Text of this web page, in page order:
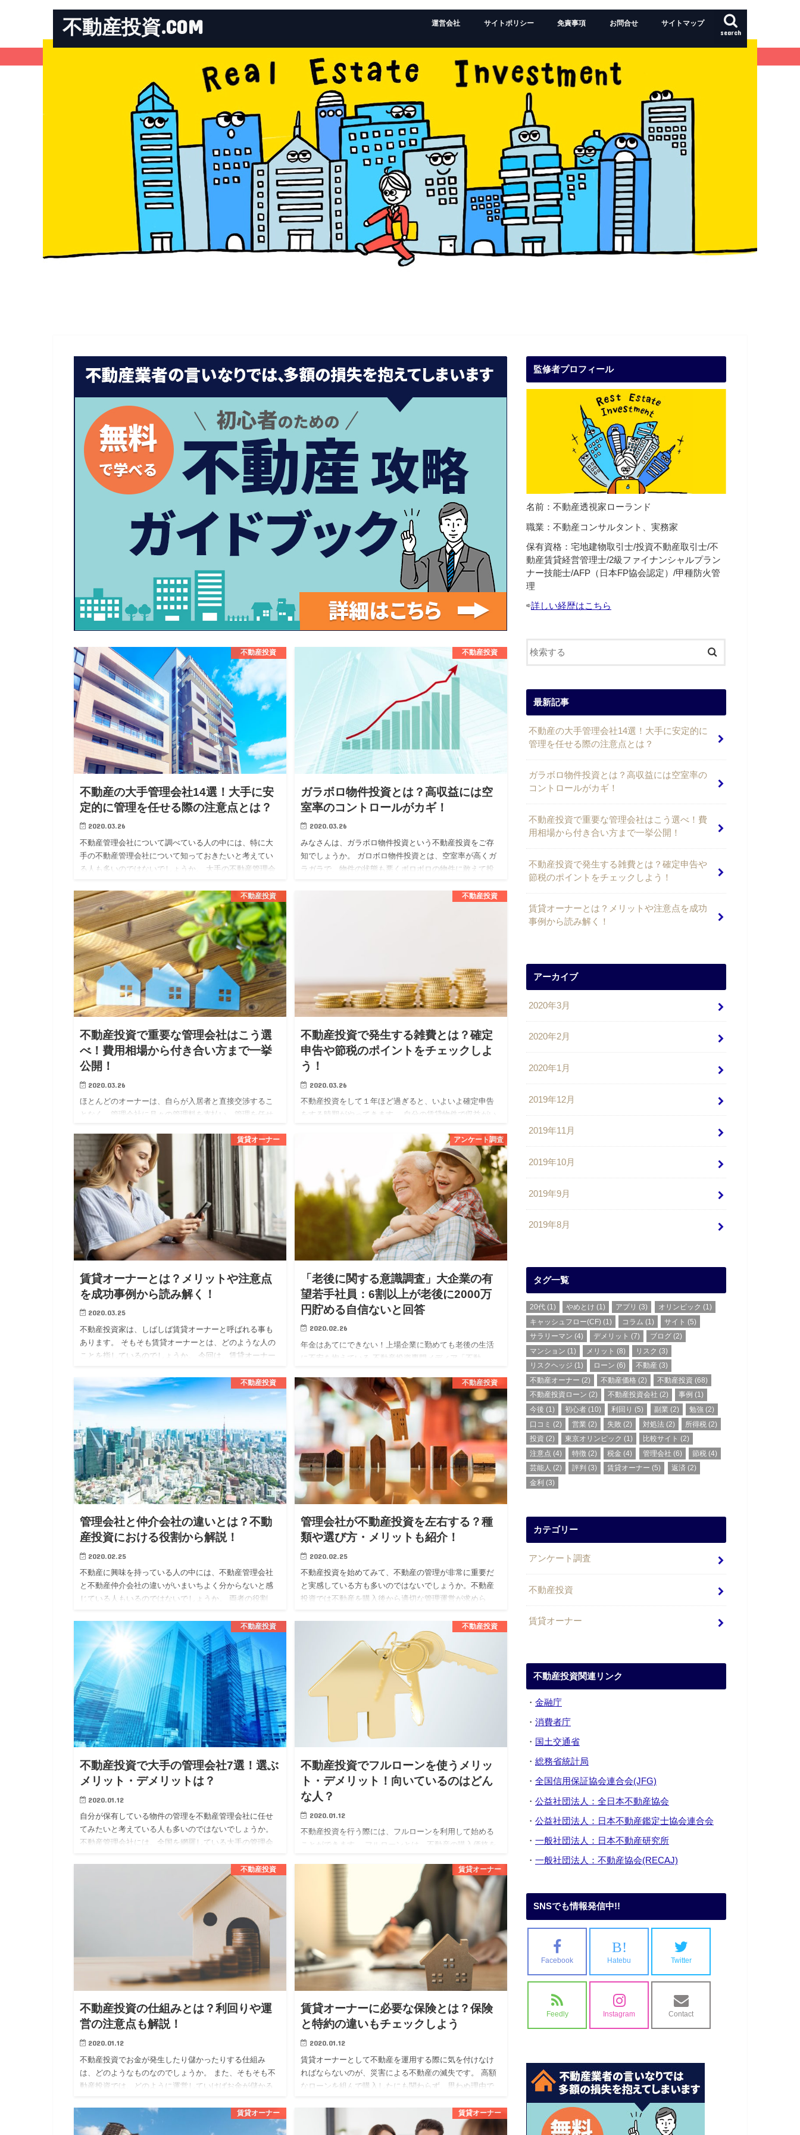
不動産投資.COM search
運営会社 サイトポリシー 免責事項 お問合せ サイトマップ
不動産投資
不動産の大手管理会社14選！大手に安
定的に管理を任せる際の注意点とは？
2020.03.26
不動産管理会社について調べている人の中には、特に大
手の不動産管理会社について知っておきたいと考えてい
る人も多いのではないでしょうか。 大手の不動産管理会
ービスを期待する事…
不動産投資
ガラボロ物件投資とは？高収益には空
室率のコントロールがカギ！
2020.03.26
みなさんは、ガラボロ物件投資という不動産投資をご存
知でしょうか。 ガロボロ物件投資とは、空室率が高くガ
ラガラで、物件の状態も悪くボロボロの物件に敢えて投
不動産投資
不動産投資で重要な管理会社はこう選
べ！費用相場から付き合い方まで一挙
公開！
2020.03.26
ほとんどのオーナーは、自らが入居者と直接交渉するこ
となく、管理会社に月々の管理料を支払い、管理を任せ
とで専門家に任せられる安心感が得られ、賃貸経営にか
かる勉強や労力を軽…
不動産投資
不動産投資で発生する雑費とは？確定
申告や節税のポイントをチェックしよ
う！
2020.03.26
不動産投資をして１年ほど過ぎると、いよいよ確定申告
をする時期がやってきます。 自分の賃貸物件で収益がい
か、初めての場合は特に分からないこともあるかと思い
賃貸オーナー
賃貸オーナーとは？メリットや注意点
を成功事例から読み解く！
2020.03.25
不動産投資家は、しばしば賃貸オーナーと呼ばれる事も
あります。 そもそも賃貸オーナーとは、どのような人の
ことを指しているのでしょうか。 今回は、賃貸オーナー
ます。 賃貸オー…
アンケート調査
「老後に関する意識調査」大企業の有
望若手社員：6割以上が老後に2000万
円貯める自信ないと回答
2020.02.26
年金はあてにできない！上場企業に勤めても老後の生活
に不安を抱えている 不動産投資専門メディア「不動
藤 剛、本社：東京都渋谷区）は、上場企業勤続3年目以
上の20代男…
不動産投資
管理会社と仲介会社の違いとは？不動
産投資における役割から解説！
2020.02.25
不動産に興味を持っている人の中には、不動産管理会社
と不動産仲介会社の違いがいまいちよく分からないと感
じている人もいるのではないでしょうか。 両者の役割
す。 今回は、そんな不…
不動産投資
管理会社が不動産投資を左右する？種
類や選び方・メリットも紹介！
2020.02.25
不動産投資を始めてみて、不動産の管理が非常に重要だ
と実感している方も多いのではないでしょうか。不動産
投資では不動産を購入後から適切な管理運営が求めら
不動産投資
不動産投資で大手の管理会社7選！選ぶ
メリット・デメリットは？
2020.01.12
自分が保有している物件の管理を不動産管理会社に任せ
てみたいと考えている人も多いのではないでしょうか。
不動産管理会社には、全国を網羅している大手の管理会
不動産投資
不動産投資でフルローンを使うメリッ
ト・デメリット！向いているのはどん
な人？
2020.01.12
不動産投資を行う際には、フルローンを利用して始める
ことができます。 フルローンとは、不動産の購入価格を
ものです。 不動産投資を始めたい人の中には、フルロー
不動産投資
不動産投資の仕組みとは？利回りや運
営の注意点も解説！
2020.01.12
不動産投資でお金が発生したり儲かったりする仕組み
は、どのようなものなのでしょうか。 また、そもそも不
動産投資では、どのように運営していけばお金が儲かる
賃貸オーナー
賃貸オーナーに必要な保険とは？保険
と特約の違いもチェックしよう
2020.01.12
賃貸オーナーとして不動産を運用する際に気を付けなけ
ればならないのが、災害による不動産の滅失です。 高額
なローンを組んで購入したにも関わらず、思わぬ理由で
賃貸オーナー 賃貸オーナー
監修者プロフィール
名前：不動産透視家ローランド
職業：不動産コンサルタント、実務家
保有資格：宅地建物取引士/投資不動産取引士/不
動産賃貸経営管理士/2級ファイナンシャルプラン
ナー技能士/AFP（日本FP協会認定）/甲種防火管
理
⇨詳しい経歴はこちら
最新記事
不動産の大手管理会社14選！大手に安定的に
管理を任せる際の注意点とは？
ガラボロ物件投資とは？高収益には空室率の
コントロールがカギ！
不動産投資で重要な管理会社はこう選べ！費
用相場から付き合い方まで一挙公開！
不動産投資で発生する雑費とは？確定申告や
節税のポイントをチェックしよう！
賃貸オーナーとは？メリットや注意点を成功
事例から読み解く！
アーカイブ
2020年3月
2020年2月
2020年1月
2019年12月
2019年11月
2019年10月
2019年9月
2019年8月
タグ一覧
20代 (1) やめとけ (1) アプリ (3) オリンピック (1)
キャッシュフロー(CF) (1) コラム (1) サイト (5)
サラリーマン (4) デメリット (7) ブログ (2)
マンション (1) メリット (8) リスク (3)
リスクヘッジ (1) ローン (6) 不動産 (3)
不動産オーナー (2) 不動産価格 (2) 不動産投資 (68)
不動産投資ローン (2) 不動産投資会社 (2) 事例 (1)
今後 (1) 初心者 (10) 利回り (5) 副業 (2) 勉強 (2)
口コミ (2) 営業 (2) 失敗 (2) 対処法 (2) 所得税 (2)
投資 (2) 東京オリンピック (1) 比較サイト (2)
注意点 (4) 特徴 (2) 税金 (4) 管理会社 (6) 節税 (4)
芸能人 (2) 評判 (3) 賃貸オーナー (5) 返済 (2)
金利 (3)
カテゴリー
アンケート調査
不動産投資
賃貸オーナー
不動産投資関連リンク
・ 金融庁
・ 消費者庁
・ 国土交通省
・ 総務省統計局
・ 全国信用保証協会連合会(JFG)
・ 公益社団法人：全日本不動産協会
・ 公益社団法人：日本不動産鑑定士協会連合会
・ 一般社団法人：日本不動産研究所
・ 一般社団法人：不動産協会(RECAJ)
SNSでも情報発信中!!
Facebook
B!
Hatebu Twitter
Feedly Instagram Contact